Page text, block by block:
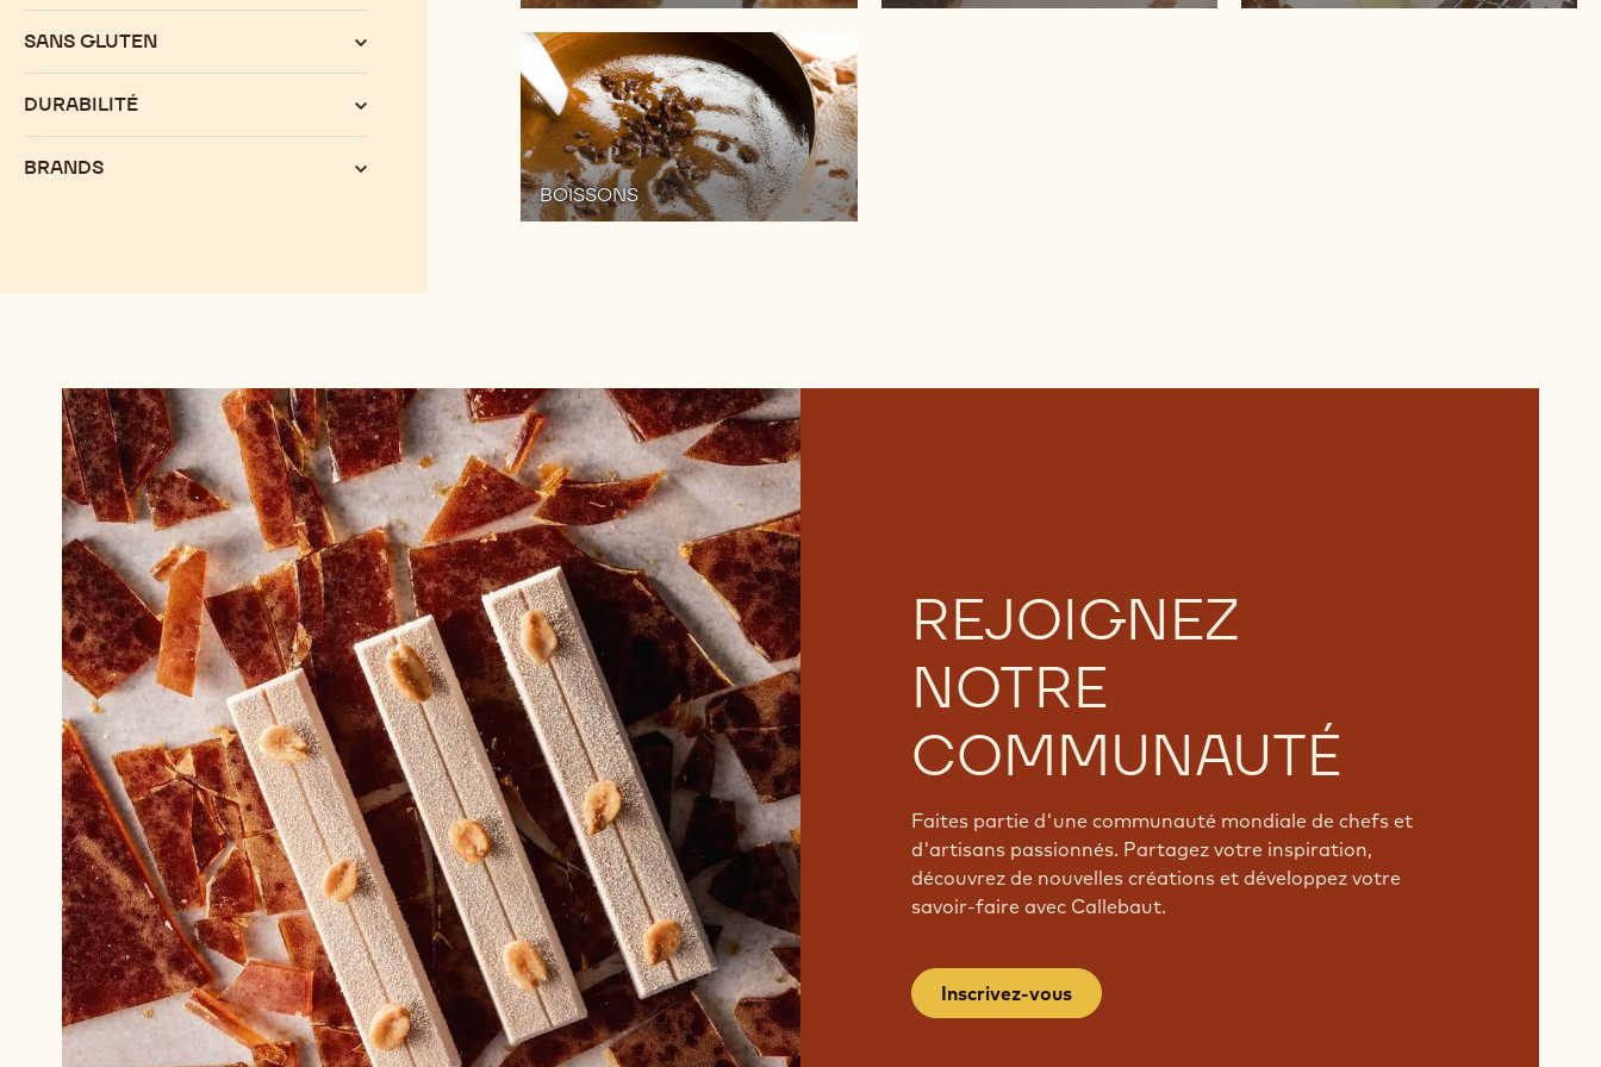
SANS GLUTEN
DURABILITÉ
BRANDS
BOISSONS
REJOIGNEZ
NOTRE
COMMUNAUTÉ
Faites partie d'une communauté mondiale de chefs et
d'artisans passionnés. Partagez votre inspiration,
découvrez de nouvelles créations et développez votre
savoir-faire avec Callebaut.
Inscrivez-vous